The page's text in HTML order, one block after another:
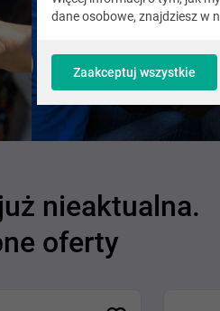
nieaktualna.
oferty
dane osobowe, znajdziesz w
Zaakceptuj wszystkie